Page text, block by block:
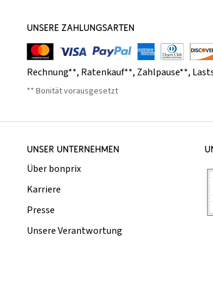
UNSERE ZAHLUNGSARTEN
Rechnung**, Ratenkauf**, Zahlpause**,
** Bonität vorausgesetzt
UNSER UNTERNEHMEN
Über bonprix
Karriere
Presse
Unsere Verantwortung